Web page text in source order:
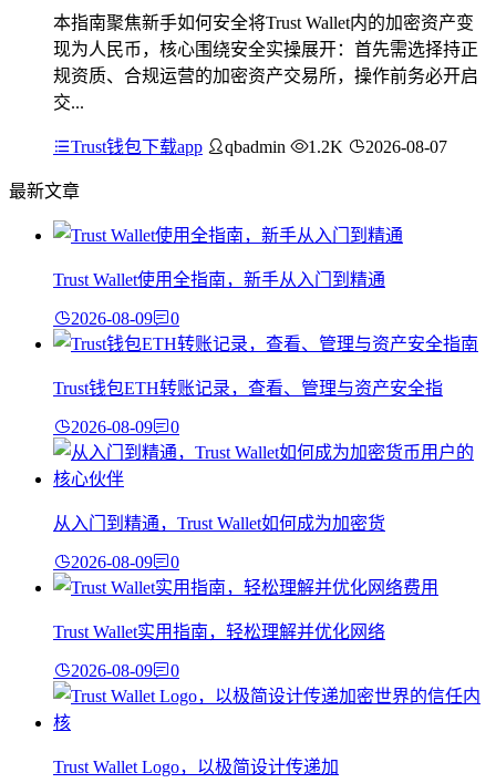
本指南聚焦新手如何安全将Trust Wallet内的加密资产变
现为人民币，核心围绕安全实操展开：首先需选择持正
规资质、合规运营的加密资产交易所，操作前务必开启
交...
Trust钱包下载app qbadmin 1.2K 2026-08-07
最新文章
Trust Wallet使用全指南，新手从入门到精通
2026-08-09 0
Trust钱包ETH转账记录，查看、管理与资产安全指
2026-08-09 0
从入门到精通，Trust Wallet如何成为加密货
2026-08-09 0
Trust Wallet实用指南，轻松理解并优化网络
2026-08-09 0
Trust Wallet Logo，以极简设计传递加